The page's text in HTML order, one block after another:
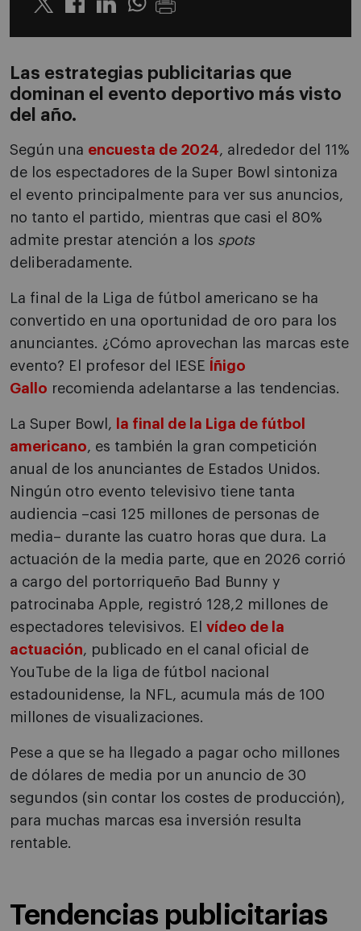
Twitter LinkedinWhatsapp
Las estrategias publicitarias que
dominan el evento deportivo más visto
del año.
Según una encuesta de 2024, alrededor del 11%
de los espectadores de la Super Bowl sintoniza
el evento principalmente para ver sus anuncios,
no tanto el partido, mientras que casi el 80%
admite prestar atención a los spots
deliberadamente.
La final de la Liga de fútbol americano se ha
convertido en una oportunidad de oro para los
anunciantes. ¿Cómo aprovechan las marcas este
evento? El profesor del IESE
Íñigo
Gallo recomienda adelantarse a las tendencias.
La Super Bowl,
la final de la Liga de fútbol
americano, es también la gran competición
anual de los anunciantes de Estados Unidos.
Ningún otro evento televisivo tiene tanta
audiencia –casi 125 millones de personas de
media– durante las cuatro horas que dura. La
actuación de la media parte, que en 2026 corrió
a cargo del portorriqueño Bad Bunny y
patrocinaba Apple, registró 128,2 millones de
espectadores televisivos. El vídeo de la
actuación, publicado en el canal oficial de
YouTube de la liga de fútbol nacional
estadounidense, la NFL, acumula más de 100
millones de visualizaciones.
Pese a que se ha llegado a pagar ocho millones
de dólares de media por un anuncio de 30
segundos (sin contar los costes de producción),
para muchas marcas esa inversión resulta
rentable.
Tendencias publicitarias